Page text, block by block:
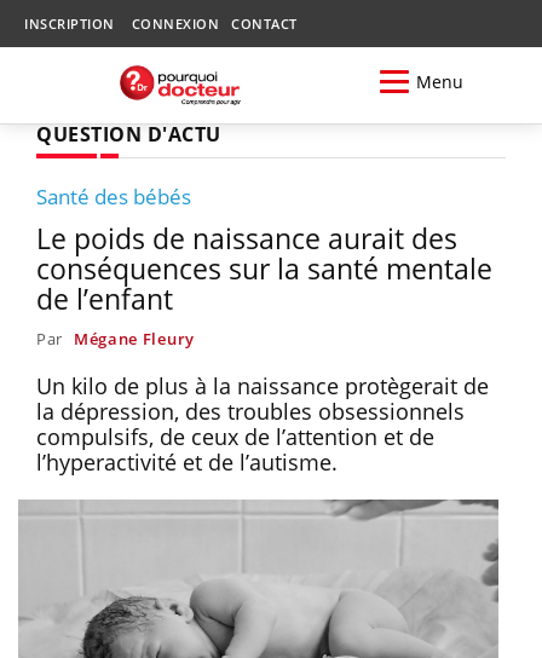
INSCRIPTION CONNEXION CONTACT
Menu
QUESTION D'ACTU
Santé des bébés
Le poids de naissance aurait des
conséquences sur la santé mentale
de l’enfant
Par Mégane Fleury
Un kilo de plus à la naissance protègerait de
la dépression, des troubles obsessionnels
compulsifs, de ceux de l’attention et de
l’hyperactivité et de l’autisme.